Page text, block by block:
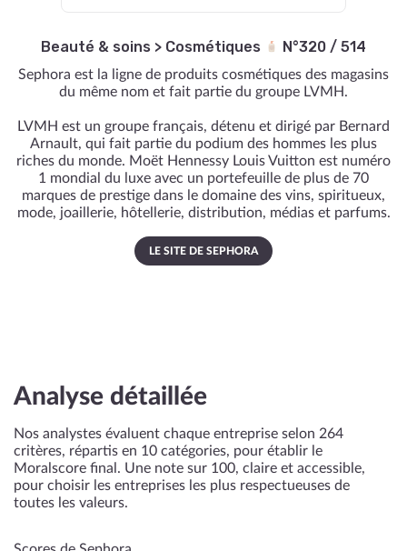
Beauté & soins > Cosmétiques N°320 / 514
Sephora est la ligne de produits cosmétiques des magasins
du même nom et fait partie du groupe LVMH.
LVMH est un groupe français, détenu et dirigé par Bernard
Arnault, qui fait partie du podium des hommes les plus
riches du monde. Moët Hennessy Louis Vuitton est numéro
1 mondial du luxe avec un portefeuille de plus de 70
marques de prestige dans le domaine des vins, spiritueux,
mode, joaillerie, hôtellerie, distribution, médias et parfums.
LE SITE DE SEPHORA
Analyse détaillée
Nos analystes évaluent chaque entreprise selon 264
critères, répartis en 10 catégories, pour établir le
Moralscore final. Une note sur 100, claire et accessible,
pour choisir les entreprises les plus respectueuses de
toutes les valeurs.